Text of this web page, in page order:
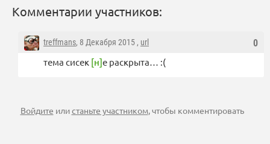
Комментарии участников:
0
treffmans, 8 Декабря 2015 , url
тема сисек [н]е раскрыта… :(
Войдите илистаньте участником, чтобы комментировать